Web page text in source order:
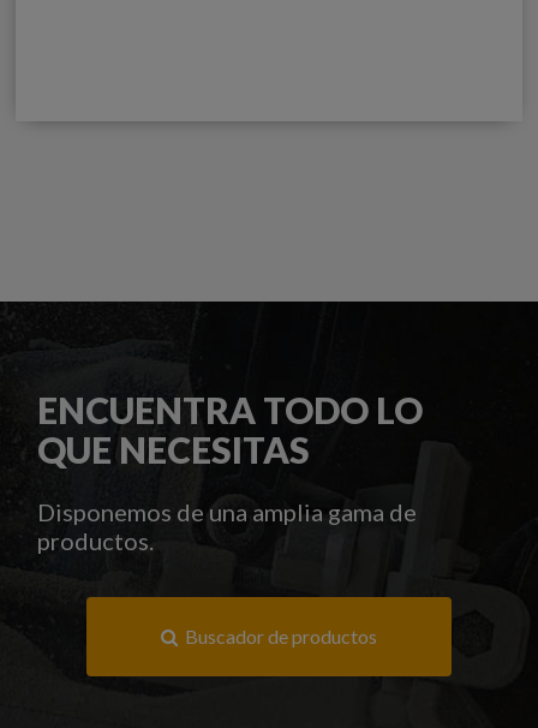
ENCUENTRA TODO LO
QUE NECESITAS
Disponemos de una amplia gama de
productos.
Buscador de productos